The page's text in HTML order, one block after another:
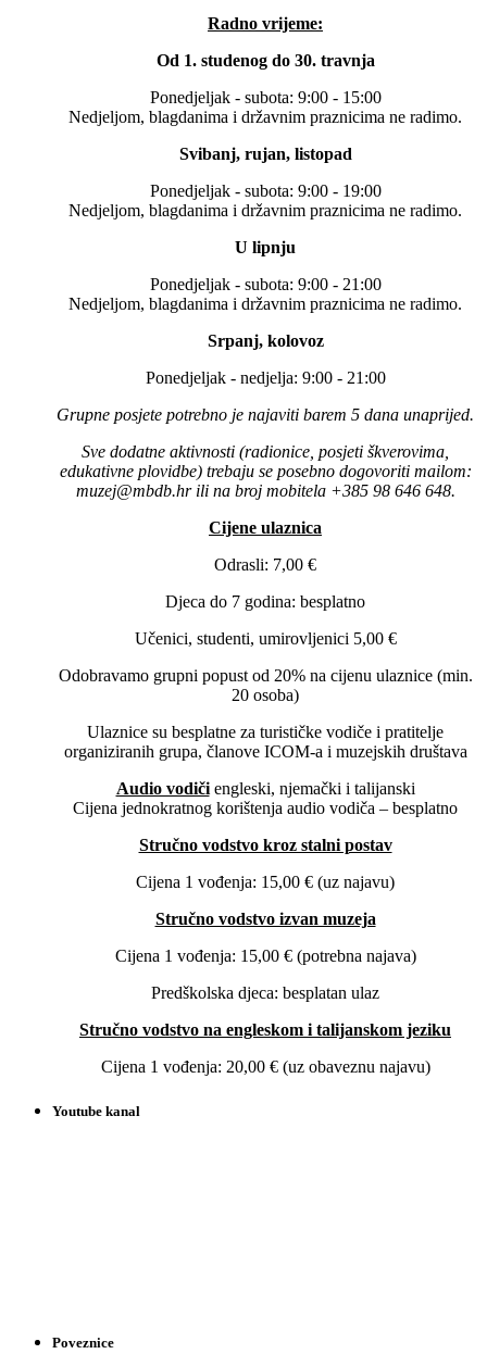
Radno vrijeme:
Od 1. studenog do 30. travnja
Ponedjeljak - subota: 9:00 - 15:00
Nedjeljom, blagdanima i državnim praznicima ne radimo.
Svibanj, rujan, listopad
Ponedjeljak - subota: 9:00 - 19:00
Nedjeljom, blagdanima i državnim praznicima ne radimo.
U lipnju
Ponedjeljak - subota: 9:00 - 21:00
Nedjeljom, blagdanima i državnim praznicima ne radimo.
Srpanj, kolovoz
Ponedjeljak - nedjelja: 9:00 - 21:00
Grupne posjete potrebno je najaviti barem 5 dana unaprijed.
Sve dodatne aktivnosti (radionice, posjeti škverovima,
edukativne plovidbe) trebaju se posebno dogovoriti mailom:
muzej@mbdb.hr ili na broj mobitela +385 98 646 648.
Cijene ulaznica
Odrasli: 7,00 €
Djeca do 7 godina: besplatno
Učenici, studenti, umirovljenici 5,00 €
Odobravamo grupni popust od 20% na cijenu ulaznice (min.
20 osoba)
Ulaznice su besplatne za turističke vodiče i pratitelje
organiziranih grupa, članove ICOM-a i muzejskih društava
Audio vodičiengleski, njemački i talijanski
Cijena jednokratnog korištenja audio vodiča – besplatno
Stručno vodstvo kroz stalni postav
Cijena 1 vođenja: 15,00 € (uz najavu)
Stručno vodstvo izvan muzeja
Cijena 1 vođenja: 15,00 € (potrebna najava)
Predškolska djeca: besplatan ulaz
Stručno vodstvo na engleskom i talijanskom jeziku
Cijena 1 vođenja: 20,00 € (uz obaveznu najavu)
Youtube kanal
Poveznice